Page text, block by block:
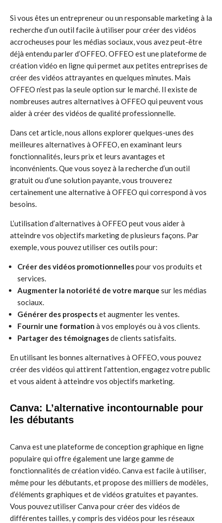
Si vous êtes un entrepreneur ou un responsable marketing à la
recherche d’un outil facile à utiliser pour créer des vidéos
accrocheuses pour les médias sociaux, vous avez peut-être
déjà entendu parler d’OFFEO. OFFEO est une plateforme de
création vidéo en ligne qui permet aux petites entreprises de
créer des vidéos attrayantes en quelques minutes. Mais
OFFEO n’est pas la seule option sur le marché. Il existe de
nombreuses autres alternatives à OFFEO qui peuvent vous
aider à créer des vidéos de qualité professionnelle.
Dans cet article, nous allons explorer quelques-unes des
meilleures alternatives à OFFEO, en examinant leurs
fonctionnalités, leurs prix et leurs avantages et
inconvénients. Que vous soyez à la recherche d’un outil
gratuit ou d’une solution payante, vous trouverez
certainement une alternative à OFFEO qui correspond à vos
besoins.
L’utilisation d’alternatives à OFFEO peut vous aider à
atteindre vos objectifs marketing de plusieurs façons. Par
exemple, vous pouvez utiliser ces outils pour:
Créer des vidéos promotionnellespour vos produits et
services.
Augmenter la notoriété de votre marque sur les médias
sociaux.
Générer des prospectset augmenter les ventes.
Fournir une formation à vos employés ou à vos clients.
Partager des témoignagesde clients satisfaits.
En utilisant les bonnes alternatives à OFFEO, vous pouvez
créer des vidéos qui attirent l’attention, engagez votre public
et vous aident à atteindre vos objectifs marketing.
Canva: L’alternative incontournable pour
les débutants
Canva est une plateforme de conception graphique en ligne
populaire qui offre également une large gamme de
fonctionnalités de création vidéo. Canva est facile à utiliser,
même pour les débutants, et propose des milliers de modèles,
d’éléments graphiques et de vidéos gratuites et payantes.
Vous pouvez utiliser Canva pour créer des vidéos de
différentes tailles, y compris des vidéos pour les réseaux